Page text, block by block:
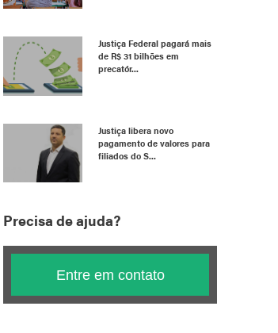
Justiça Federal pagará mais
de R$ 31 bilhões em
precatór...
Justiça libera novo
pagamento de valores para
filiados do S...
Precisa de ajuda?
Entre em contato